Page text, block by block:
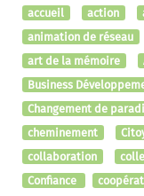
accueil action
animation de réseau
art de la mémoire
Business
Changement de
cheminement
collaboration
Confiance